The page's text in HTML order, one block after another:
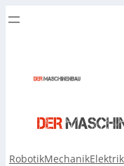
RobotikMechanikElektrik